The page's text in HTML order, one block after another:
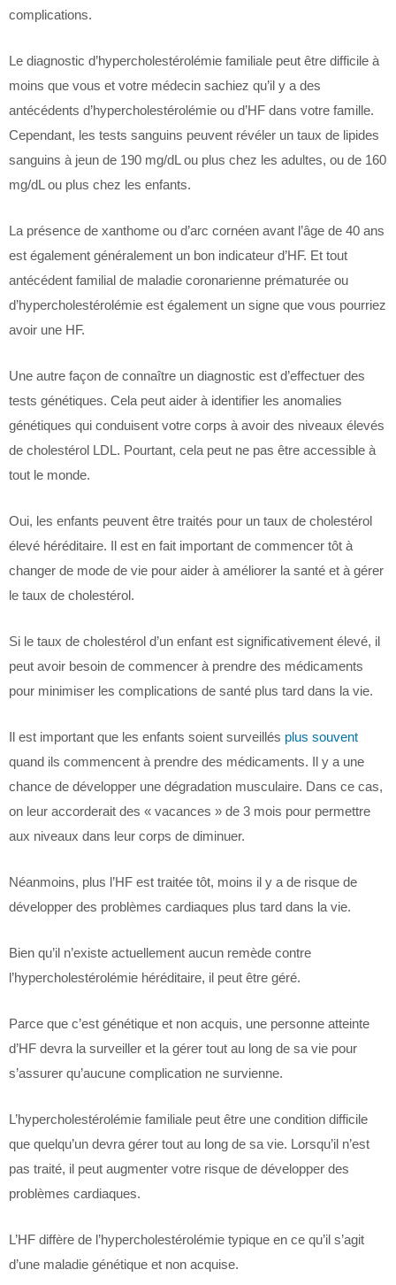
complications.
Le diagnostic d’hypercholestérolémie familiale peut être difficile à
moins que vous et votre médecin sachiez qu’il y a des
antécédents d’hypercholestérolémie ou d’HF dans votre famille.
Cependant, les tests sanguins peuvent révéler un taux de lipides
sanguins à jeun de 190 mg/dL ou plus chez les adultes, ou de 160
mg/dL ou plus chez les enfants.
La présence de xanthome ou d’arc cornéen avant l’âge de 40 ans
est également généralement un bon indicateur d’HF. Et tout
antécédent familial de maladie coronarienne prématurée ou
d’hypercholestérolémie est également un signe que vous pourriez
avoir une HF.
Une autre façon de connaître un diagnostic est d’effectuer des
tests génétiques. Cela peut aider à identifier les anomalies
génétiques qui conduisent votre corps à avoir des niveaux élevés
de cholestérol LDL. Pourtant, cela peut ne pas être accessible à
tout le monde.
Oui, les enfants peuvent être traités pour un taux de cholestérol
élevé héréditaire. Il est en fait important de commencer tôt à
changer de mode de vie pour aider à améliorer la santé et à gérer
le taux de cholestérol.
Si le taux de cholestérol d’un enfant est significativement élevé, il
peut avoir besoin de commencer à prendre des médicaments
pour minimiser les complications de santé plus tard dans la vie.
Il est important que les enfants soient surveillés plus souvent
quand ils commencent à prendre des médicaments. Il y a une
chance de développer une dégradation musculaire. Dans ce cas,
on leur accorderait des « vacances » de 3 mois pour permettre
aux niveaux dans leur corps de diminuer.
Néanmoins, plus l’HF est traitée tôt, moins il y a de risque de
développer des problèmes cardiaques plus tard dans la vie.
Bien qu’il n’existe actuellement aucun remède contre
l’hypercholestérolémie héréditaire, il peut être géré.
Parce que c’est génétique et non acquis, une personne atteinte
d’HF devra la surveiller et la gérer tout au long de sa vie pour
s’assurer qu’aucune complication ne survienne.
L’hypercholestérolémie familiale peut être une condition difficile
que quelqu’un devra gérer tout au long de sa vie. Lorsqu’il n’est
pas traité, il peut augmenter votre risque de développer des
problèmes cardiaques.
L’HF diffère de l’hypercholestérolémie typique en ce qu’il s’agit
d’une maladie génétique et non acquise.